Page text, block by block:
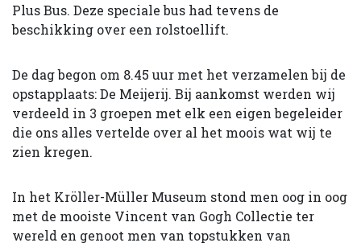
Plus Bus. Deze speciale bus had tevens de
beschikking over een rolstoellift.
De dag begon om 8.45 uur met het verzamelen bij de
opstapplaats: De Meijerij. Bij aankomst werden wij
verdeeld in 3 groepen met elk een eigen begeleider
die ons alles vertelde over al het moois wat wij te
zien kregen.
In het Kröller-Müller Museum stond men oog in oog
met de mooiste Vincent van Gogh Collectie ter
wereld en genoot men van topstukken van